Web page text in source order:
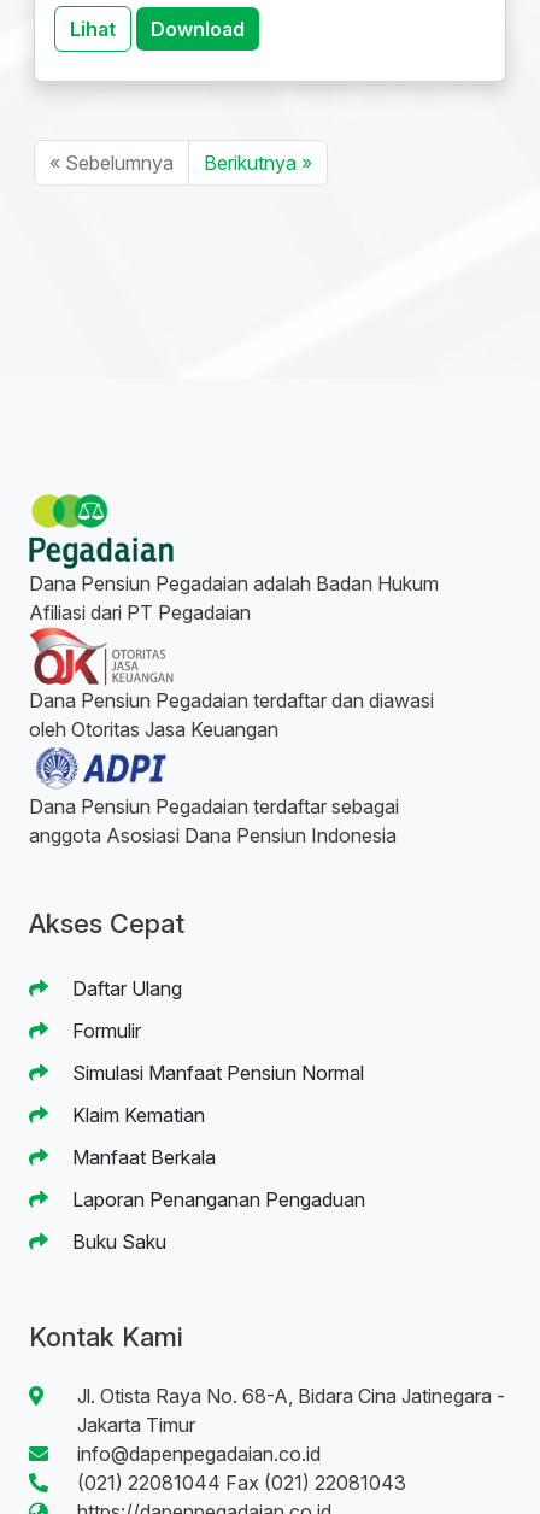
Lihat Download
« Sebelumnya Berikutnya »
Dana Pensiun Pegadaian adalah Badan Hukum
Afiliasi dari PT Pegadaian
Dana Pensiun Pegadaian terdaftar dan diawasi
oleh Otoritas Jasa Keuangan
Dana Pensiun Pegadaian terdaftar sebagai
anggota Asosiasi Dana Pensiun Indonesia
Akses Cepat
Daftar Ulang
Formulir
Simulasi Manfaat Pensiun Normal
Klaim Kematian
Manfaat Berkala
Laporan Penanganan Pengaduan
Buku Saku
Kontak Kami
Jl. Otista Raya No. 68-A, Bidara Cina Jatinegara -
Jakarta Timur
info@dapenpegadaian.co.id
(021) 22081044 Fax (021) 22081043